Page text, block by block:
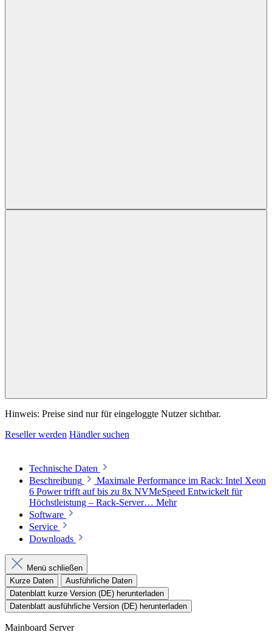
Hinweis: Preise sind nur für eingeloggte Nutzer sichtbar.
Reseller werden Händler suchen
Technische Daten
Beschreibung
Maximale Performance im Rack: Intel Xeon
6 Power trifft auf bis zu 8x NVMeSpeed Entwickelt für
Höchstleistung – Rack-Server… Mehr
Software
Service
Downloads
Menü schließen
Kurze Daten
Ausführliche Daten
Datenblatt kurze Version (DE) herunterladen
Datenblatt ausführliche Version (DE) herunterladen
Mainboard Server